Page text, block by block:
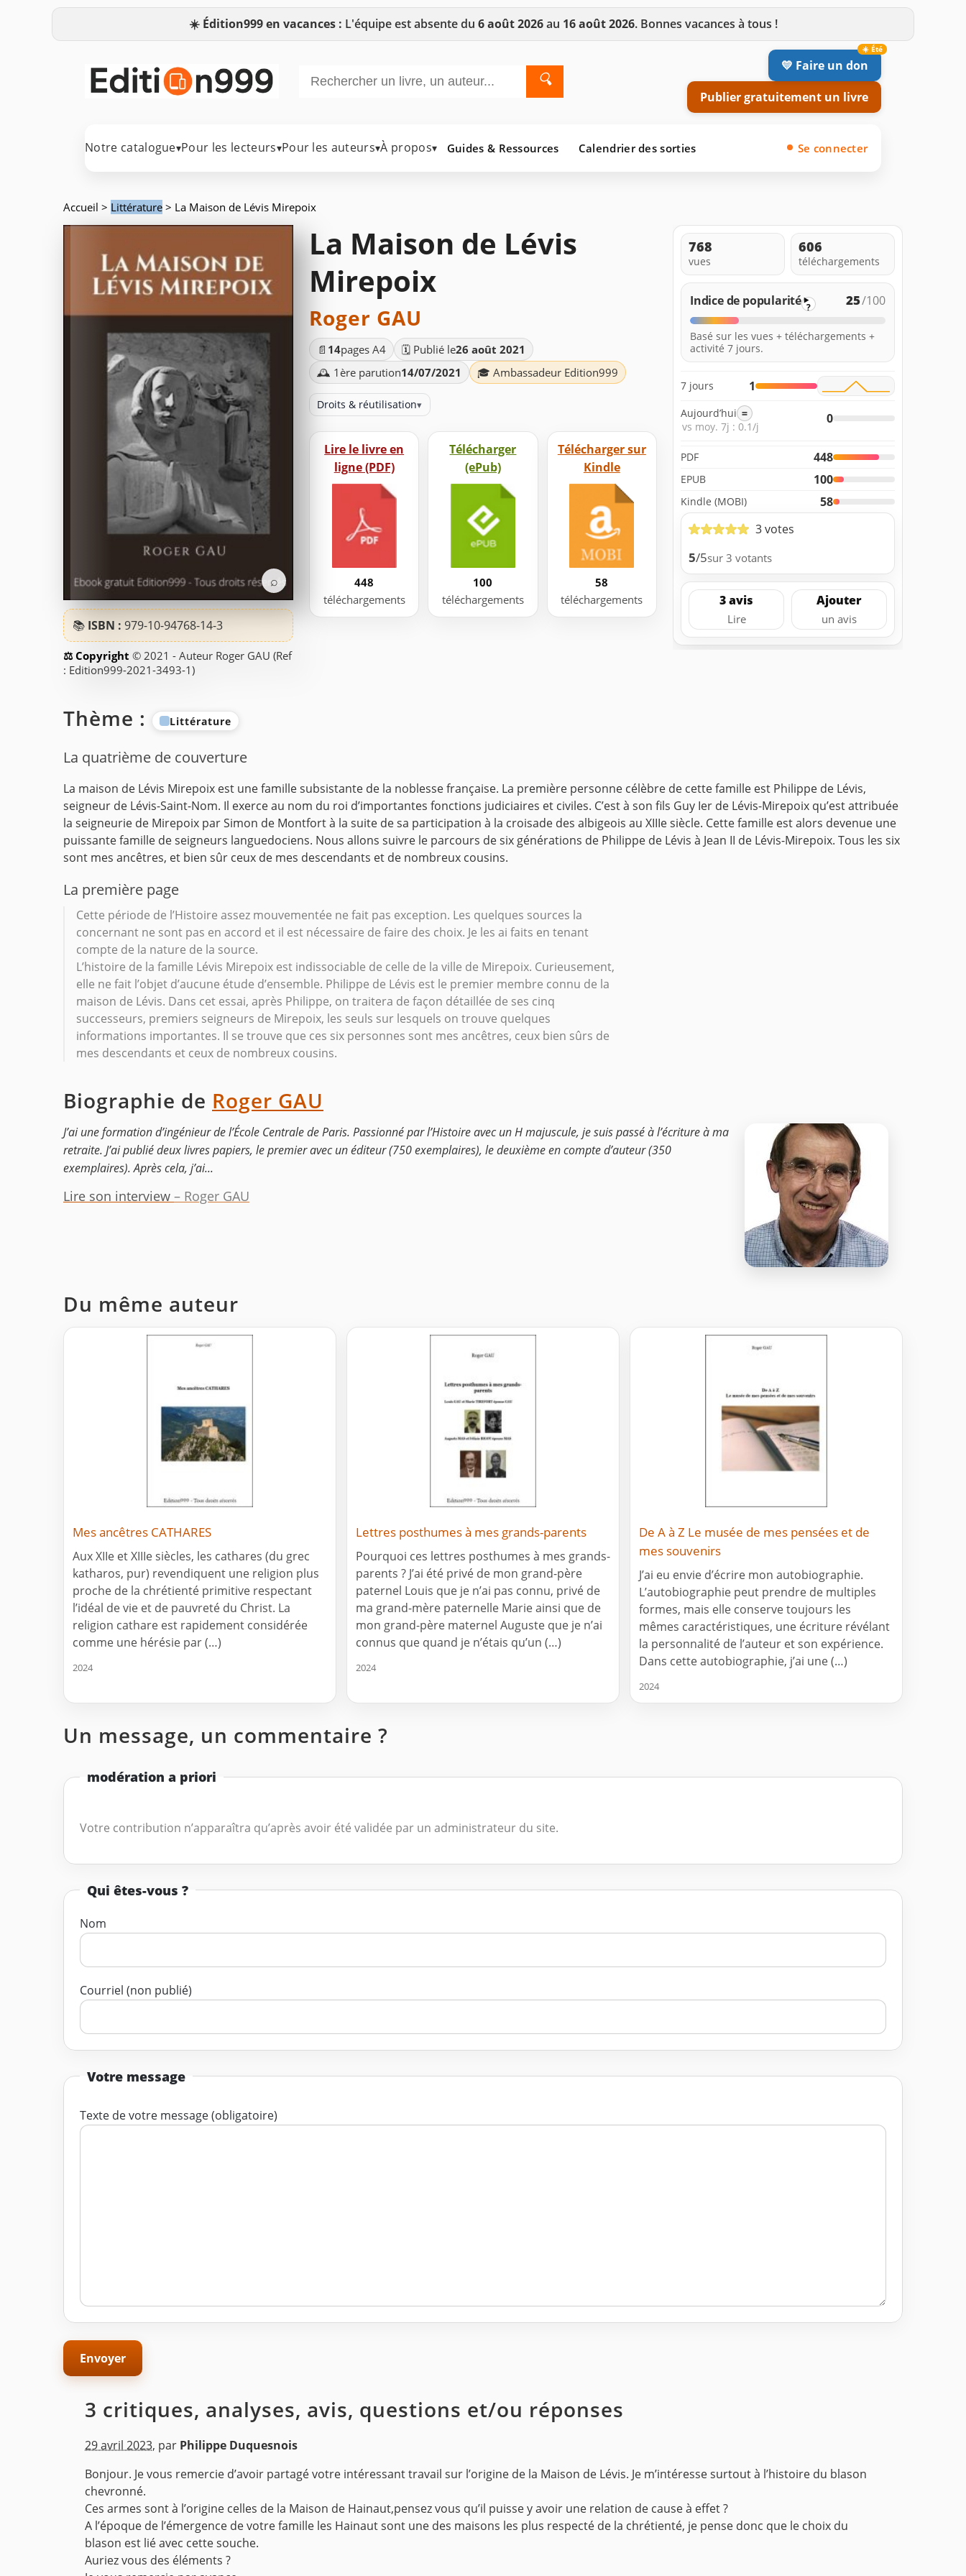
☀️ Édition999 en vacances : L'équipe est absente du 6 août 2026au 16 août 2026. Bonnes vacances à tous !
🔍
💛 Faire un don
Publier gratuitement un livre
Notre catalogue▾Pour les lecteurs▾Pour les auteurs▾À propos▾ Guides & Ressources Calendrier des sorties Se connecter
Accueil > Littérature > La Maison de Lévis Mirepoix
⌕
📚 ISBN : 979-10-94768-14-3
© 2021 - Auteur Roger GAU (Ref
: Edition999-2021-3493-1)
La Maison de Lévis
Mirepoix
Roger GAU
📄 14pages A4 🗓️ Publié le26 août 2021
🕰️ 1ère parution14/07/2021 🎓 Ambassadeur Edition999
Droits & réutilisation▾
Lire le livre en
ligne (PDF)
448
téléchargements
Télécharger
(ePub)
100
téléchargements
Télécharger sur
Kindle
58
téléchargements
768
vues
606
téléchargements
Indice de popularité ? 25/100
Basé sur les vues + téléchargements +
activité 7 jours.
7 jours 1
Aujourd’hui =
vs moy. 7j : 0.1/j
0
PDF 448
EPUB 100
Kindle (MOBI)
58
3 votes
5/5sur 3 votants
3 avis
Lire
Ajouter
un avis
Thème : Littérature
La quatrième de couverture
La maison de Lévis Mirepoix est une famille subsistante de la noblesse française. La première personne célèbre de cette famille est Philippe de Lévis,
seigneur de Lévis-Saint-Nom. Il exerce au nom du roi d’importantes fonctions judiciaires et civiles. C’est à son fils Guy Ier de Lévis-Mirepoix qu’est attribuée
la seigneurie de Mirepoix par Simon de Montfort à la suite de sa participation à la croisade des albigeois au XIIIe siècle. Cette famille est alors devenue une
puissante famille de seigneurs languedociens. Nous allons suivre le parcours de six générations de Philippe de Lévis à Jean II de Lévis-Mirepoix. Tous les six
sont mes ancêtres, et bien sûr ceux de mes descendants et de nombreux cousins.
La première page
Cette période de l’Histoire assez mouvementée ne fait pas exception. Les quelques sources la
concernant ne sont pas en accord et il est nécessaire de faire des choix. Je les ai faits en tenant
compte de la nature de la source.
L’histoire de la famille Lévis Mirepoix est indissociable de celle de la ville de Mirepoix. Curieusement,
elle ne fait l’objet d’aucune étude d’ensemble. Philippe de Lévis est le premier membre connu de la
maison de Lévis. Dans cet essai, après Philippe, on traitera de façon détaillée de ses cinq
successeurs, premiers seigneurs de Mirepoix, les seuls sur lesquels on trouve quelques
informations importantes. Il se trouve que ces six personnes sont mes ancêtres, ceux bien sûrs de
mes descendants et ceux de nombreux cousins.
Biographie de Roger GAU
J’ai une formation d’ingénieur de l’École Centrale de Paris. Passionné par l’Histoire avec un H majuscule, je suis passé à l’écriture à ma
retraite. J’ai publié deux livres papiers, le premier avec un éditeur (750 exemplaires), le deuxième en compte d’auteur (350
exemplaires). Après cela, j’ai...
Lire son interview – Roger GAU
Du même auteur
Mes ancêtres CATHARES
Aux XIIe et XIIIe siècles, les cathares (du grec
katharos, pur) revendiquent une religion plus
proche de la chrétienté primitive respectant
l’idéal de vie et de pauvreté du Christ. La
religion cathare est rapidement considérée
comme une hérésie par (…)
2024
Lettres posthumes à mes grands-parents
Pourquoi ces lettres posthumes à mes grands-
parents ? J’ai été privé de mon grand-père
paternel Louis que je n’ai pas connu, privé de
ma grand-mère paternelle Marie ainsi que de
mon grand-père maternel Auguste que je n’ai
connus que quand je n’étais qu’un (…)
2024
De A à Z Le musée de mes pensées et de
mes souvenirs
J’ai eu envie d’écrire mon autobiographie.
L’autobiographie peut prendre de multiples
formes, mais elle conserve toujours les
mêmes caractéristiques, une écriture révélant
la personnalité de l’auteur et son expérience.
Dans cette autobiographie, j’ai une (…)
2024
Un message, un commentaire ?
modération a priori
Votre contribution n’apparaîtra qu’après avoir été validée par un administrateur du site.
Qui êtes-vous ?
Nom
Courriel (non publié)
Votre message
Texte de votre message (obligatoire)
3 critiques, analyses, avis, questions et/ou réponses
29 avril 2023, par Philippe Duquesnois
Bonjour. Je vous remercie d’avoir partagé votre intéressant travail sur l’origine de la Maison de Lévis. Je m’intéresse surtout à l’histoire du blason
chevronné.
Ces armes sont à l’origine celles de la Maison de Hainaut,pensez vous qu’il puisse y avoir une relation de cause à effet ?
A l’époque de l’émergence de votre famille les Hainaut sont une des maisons les plus respecté de la chrétienté, je pense donc que le choix du
blason est lié avec cette souche.
Auriez vous des éléments ?